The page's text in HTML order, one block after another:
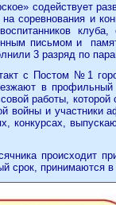
содействует
на соревнования и
клуба,
письмом и
3 разряд по
с Постом №1
в
работы,
войны и участники
конкурсах,
происходит
срок, принимаются